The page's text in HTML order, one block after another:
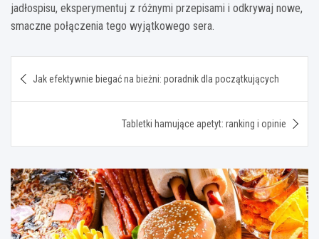
jadłospisu, eksperymentuj z różnymi przepisami i odkrywaj nowe,
smaczne połączenia tego wyjątkowego sera.
wpisu
Jak efektywnie biegać na bieżni: poradnik dla początkujących
Tabletki hamujące apetyt: ranking i opinie